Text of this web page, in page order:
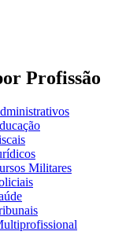
Profissão
Militares